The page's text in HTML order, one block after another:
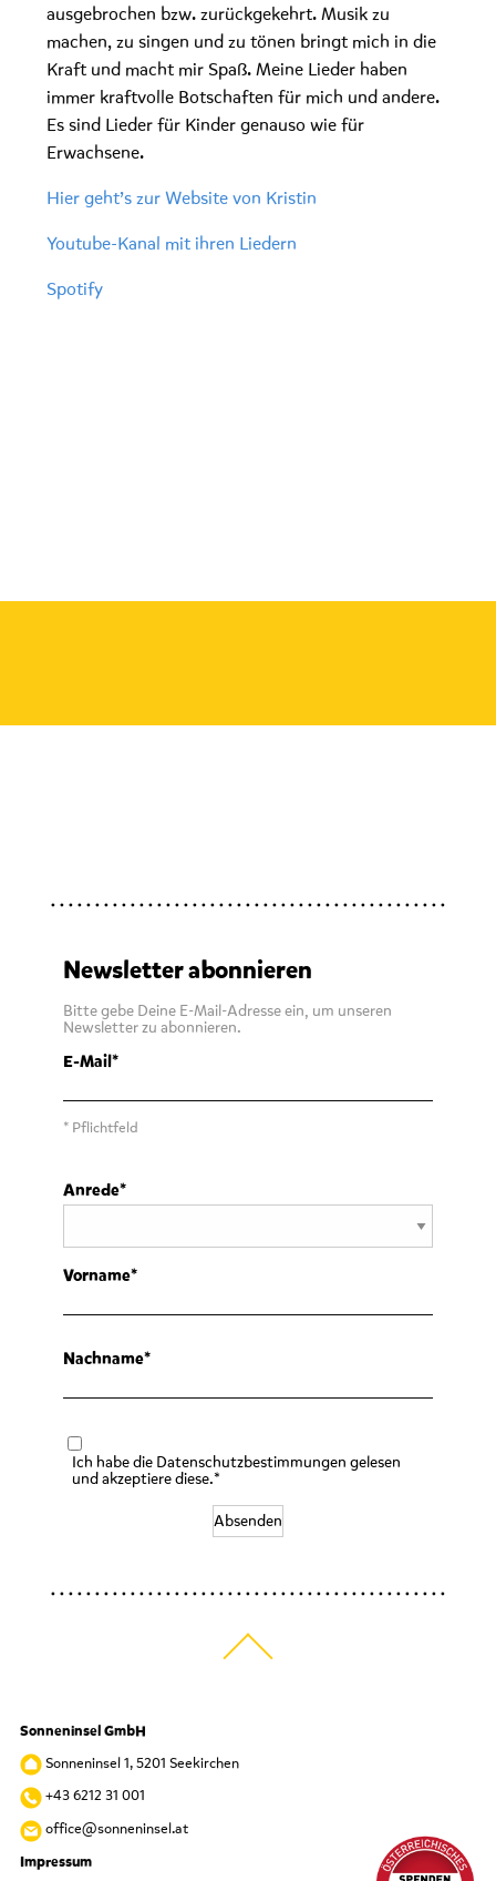
ausgebrochen bzw. zurückgekehrt. Musik zu
machen, zu singen und zu tönen bringt mich in die
Kraft und macht mir Spaß. Meine Lieder haben
immer kraftvolle Botschaften für mich und andere.
Es sind Lieder für Kinder genauso wie für
Erwachsene.
Hier geht’s zur Website von Kristin
Youtube-Kanal mit ihren Liedern
Spotify
Newsletter abonnieren
Bitte gebe Deine E-Mail-Adresse ein, um unseren
Newsletter zu abonnieren.
E-Mail
* Pflichtfeld
Anrede
Vorname
Nachname
Ich habe die Datenschutzbestimmungen gelesen
und akzeptiere diese.*
Absenden
Sonneninsel GmbH
Sonneninsel 1, 5201 Seekirchen
+43 6212 31 001
office@sonneninsel.at
Impressum